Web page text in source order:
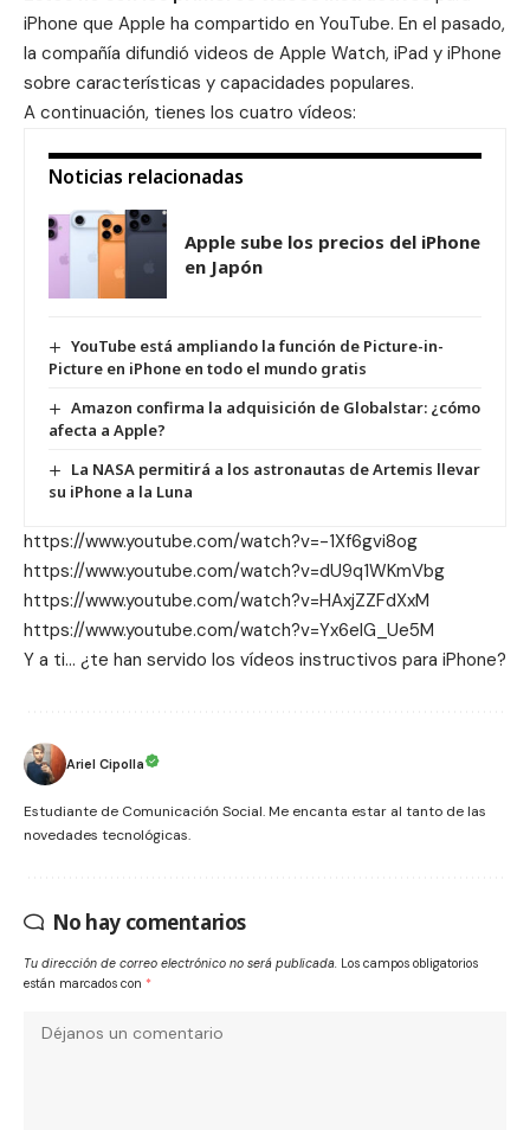
iPhone que Apple ha compartido en YouTube. En el pasado,
la compañía difundió videos de Apple Watch, iPad y iPhone
sobre características y capacidades populares.
A continuación, tienes los cuatro vídeos:
Noticias relacionadas
Apple sube los precios del iPhone
en Japón
YouTube está ampliando la función de Picture-in-
Picture en iPhone en todo el mundo gratis
Amazon confirma la adquisición de Globalstar: ¿cómo
afecta a Apple?
La NASA permitirá a los astronautas de Artemis llevar
su iPhone a la Luna
https://www.youtube.com/watch?v=-1Xf6gvi8og
https://www.youtube.com/watch?v=dU9q1WKmVbg
https://www.youtube.com/watch?v=HAxjZZFdXxM
https://www.youtube.com/watch?v=Yx6eIG_Ue5M
Y a ti… ¿te han servido los vídeos instructivos para iPhone?
Ariel Cipolla
Estudiante de Comunicación Social. Me encanta estar al tanto de las
novedades tecnológicas.
No hay comentarios
Tu dirección de correo electrónico no será publicada. Los campos obligatorios
están marcados con *